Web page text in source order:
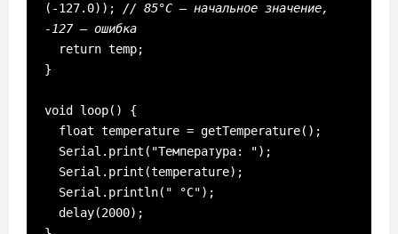
(-127.0)); // 85°C — начальное значение,
-127 — ошибка
}
void loop() {